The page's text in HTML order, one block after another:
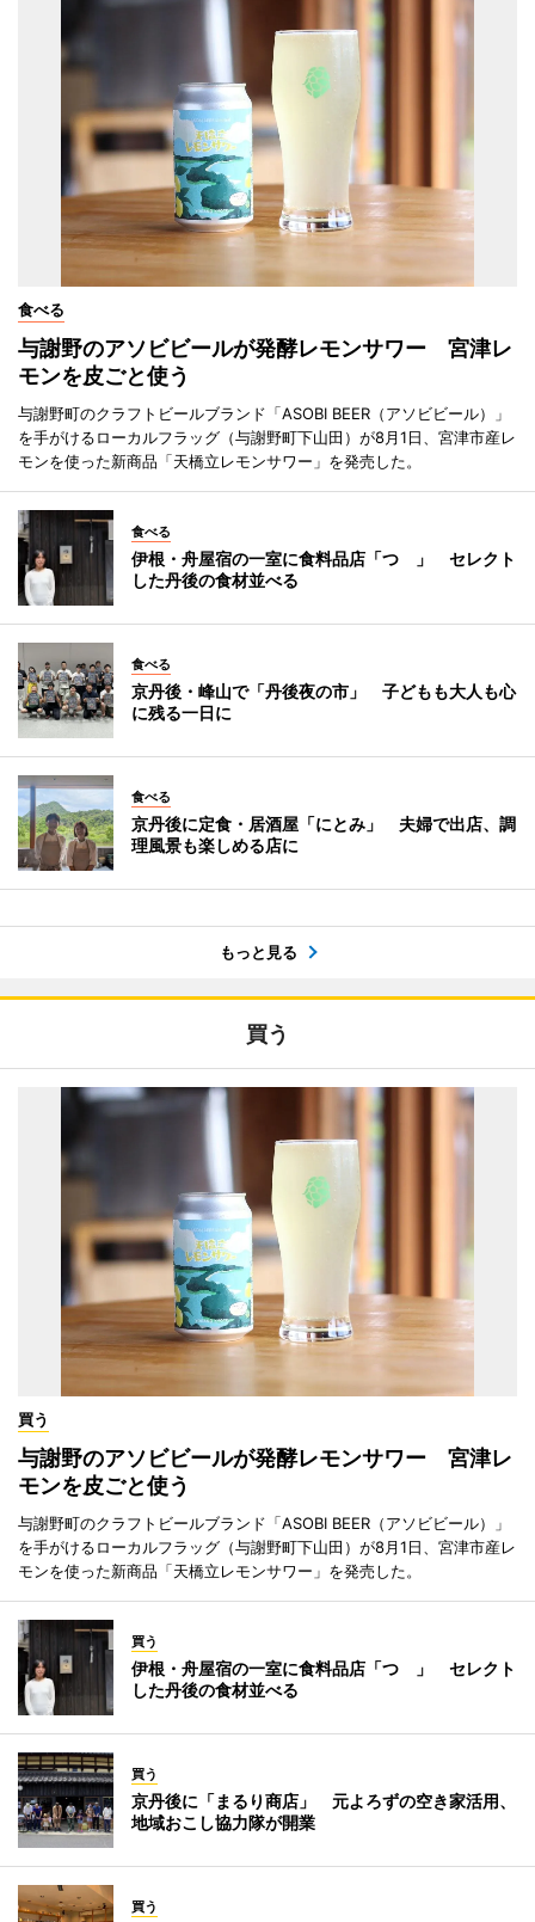
食べる
与謝野のアソビビールが発酵レモンサワー 宮津レ
モンを皮ごと使う
与謝野町のクラフトビールブランド「ASOBI BEER（アソビビール）」
を手がけるローカルフラッグ（与謝野町下山田）が8月1日、宮津市産レ
モンを使った新商品「天橋立レモンサワー」を発売した。
食べる
伊根・舟屋宿の一室に食料品店「つゝ」 セレクト
した丹後の食材並べる
食べる
京丹後・峰山で「丹後夜の市」 子どもも大人も心
に残る一日に
食べる
京丹後に定食・居酒屋「にとみ」 夫婦で出店、調
理風景も楽しめる店に
もっと見る
買う
買う
与謝野のアソビビールが発酵レモンサワー 宮津レ
モンを皮ごと使う
与謝野町のクラフトビールブランド「ASOBI BEER（アソビビール）」
を手がけるローカルフラッグ（与謝野町下山田）が8月1日、宮津市産レ
モンを使った新商品「天橋立レモンサワー」を発売した。
買う
伊根・舟屋宿の一室に食料品店「つゝ」 セレクト
した丹後の食材並べる
買う
京丹後に「まるり商店」 元よろずの空き家活用、
地域おこし協力隊が開業
買う